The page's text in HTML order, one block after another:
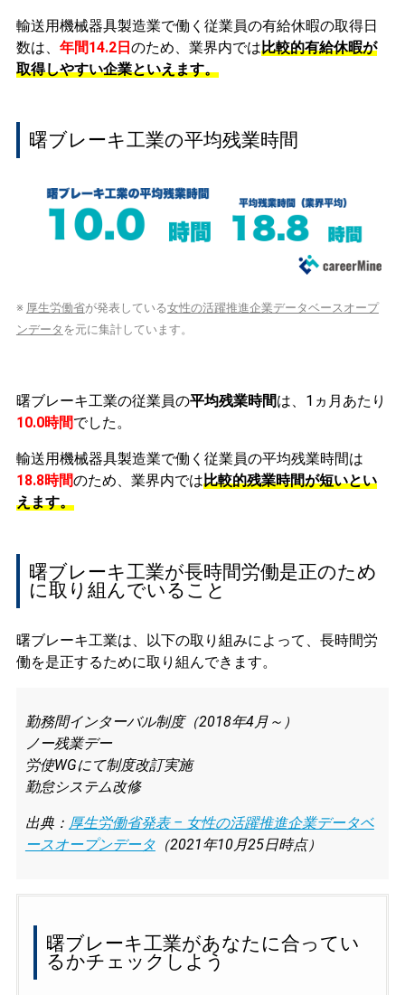
輸送用機械器具製造業で働く従業員の有給休暇の取得日
数は、 年間14.2日のため、業界内では比較的有給休暇が
取得しやすい企業といえます。
曙ブレーキ工業の平均残業時間
※ 厚生労働省が発表している女性の活躍推進企業データベースオープ
ンデータ を元に集計しています。
曙ブレーキ工業の従業員の平均残業時間は、1ヵ月あたり
10.0時間でした。
輸送用機械器具製造業で働く従業員の平均残業時間は
18.8時間のため、業界内では比較的残業時間が短いとい
えます。
曙ブレーキ工業が長時間労働是正のため
に取り組んでいること
曙ブレーキ工業は、以下の取り組みによって、長時間労
働を是正するために取り組んできます。
勤務間インターバル制度（2018年4月～）
ノー残業デー
労使WGにて制度改訂実施
勤怠システム改修
出典： 厚生労働省発表 – 女性の活躍推進企業データベ
ースオープンデータ（2021年10月25日時点）
曙ブレーキ工業があなたに合ってい
るかチェックしよう